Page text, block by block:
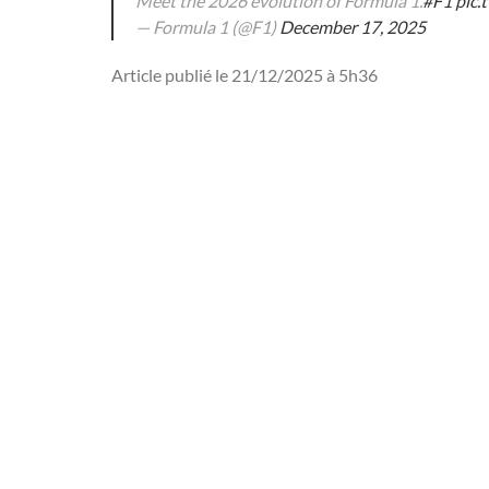
— Formula 1 (@F1)December 17, 2025
Article publié le 21/12/2025 à 5h36